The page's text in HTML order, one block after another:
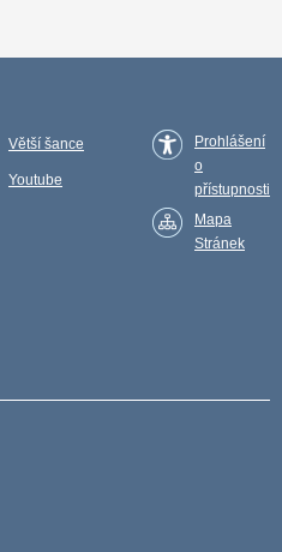
Větší šance
Youtube
Prohlášení
o
přístupnosti
Mapa
Stránek